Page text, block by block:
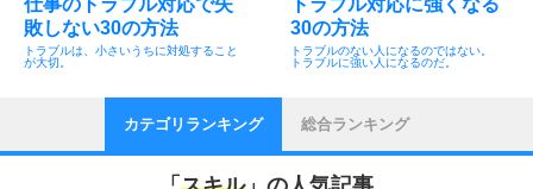
仕事のトラブル対応で失
敗しない30の方法
トラブルは、小さいうちに対処すること
が大切。
トラブル対応に強くなる
30の方法
トラブルのない人になるのではない。
トラブルに強い人になるのだ。
カテゴリランキング 総合ランキング